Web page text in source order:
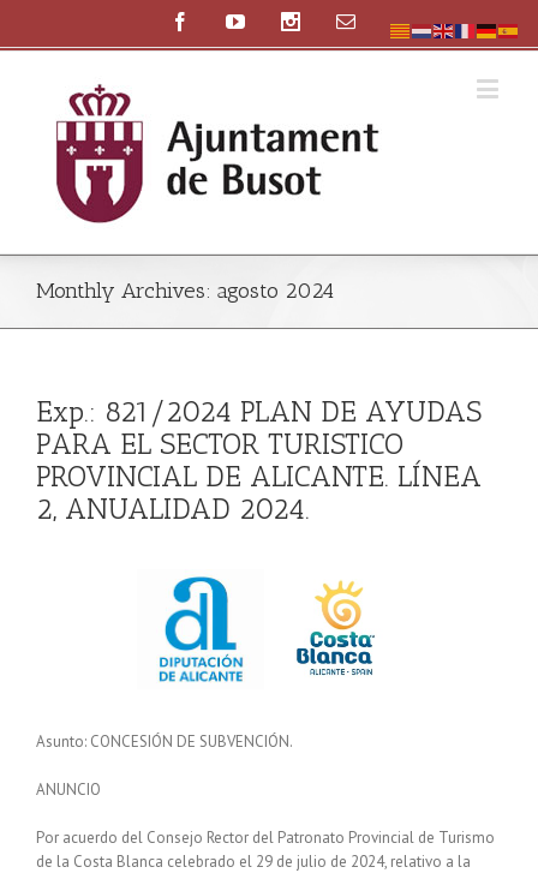
Monthly Archives: agosto 2024
Exp.: 821/2024 PLAN DE AYUDAS
PARA EL SECTOR TURISTICO
PROVINCIAL DE ALICANTE. LÍNEA
2, ANUALIDAD 2024.
Asunto: CONCESIÓN DE SUBVENCIÓN.
ANUNCIO
Por acuerdo del Consejo Rector del Patronato Provincial de Turismo
de la Costa Blanca celebrado el 29 de julio de 2024, relativo a la